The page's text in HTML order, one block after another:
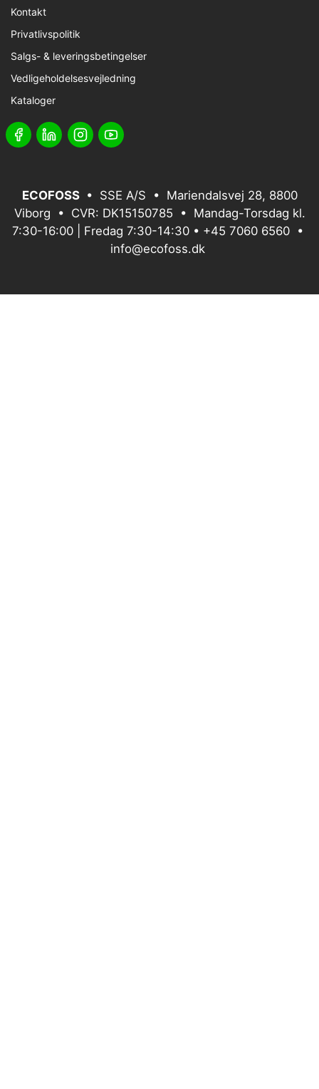
Kontakt
Privatlivspolitik
Salgs- & leveringsbetingelser
Vedligeholdelsesvejledning
Kataloger
ECOFOSS • SSE A/S • Mariendalsvej 28, 8800
Viborg • CVR: DK15150785 • Mandag-Torsdag kl.
7:30-16:00 | Fredag 7:30-14:30 • +45 7060 6560 •
info@ecofoss.dk